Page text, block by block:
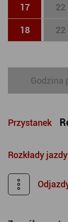
17 22
18 22
Godzina
Przystanek
Rozkłady